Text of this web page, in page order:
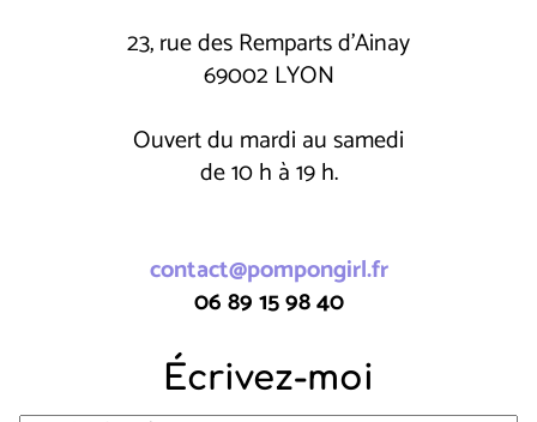
23, rue des Remparts d'Ainay
69002 LYON
Ouvert du mardi au samedi
de 10 h à 19 h.
contact@pompongirl.fr
06 89 15 98 40
Écrivez-moi